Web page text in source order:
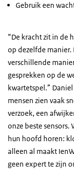
Gebruik een
“De kracht zit in de
op dezelfde
verschillende
gesprekken op de
kwartetspel.”
mensen zien vaak
verzoek, een
onze beste
hun hoofd horen:
alleen al maakt
geen expert te zijn